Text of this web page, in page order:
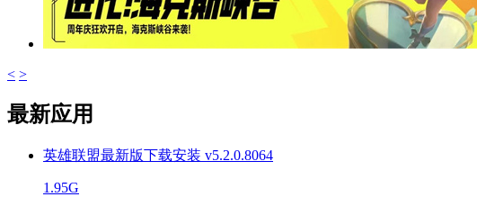
< >
最新应用
英雄联盟最新版下载安装 v5.2.0.8064
1.95G